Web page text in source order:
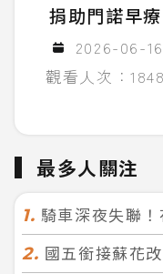
捐助門諾早療
2026-06-16
觀看人次：1848
最多人關注
1. 騎車深夜失聯！花蓮
2. 國五銜接蘇花改審議過關